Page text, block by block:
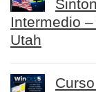
Intermedio
Utah